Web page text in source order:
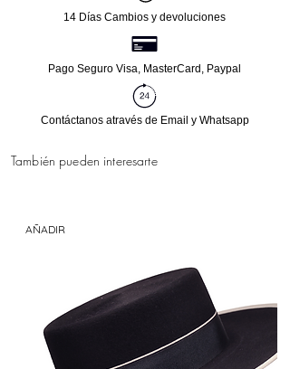
14 Días Cambios y devoluciones
Pago Seguro Visa, MasterCard, Paypal
Contáctanos através de Email y Whatsapp
También pueden interesarte
AÑADIR